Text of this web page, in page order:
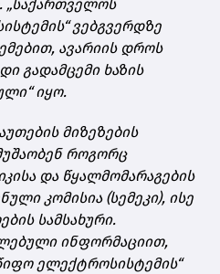
„საქართველოს
ვებგვერდზე
ავარიის დროს
გადამცემი ხაზის
იყო.
მიზეზების
როგორც
და წყალმომარაგების
კომისია (სემეკი), ისე
სამსახური.
ინფორმაციით,
ელექტროსისტემის“